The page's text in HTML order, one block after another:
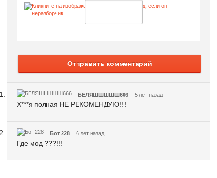
Отправить комментарий
БЕЛЯШШШШШ666 5 лет назад
Х***я полная НЕ РЕКОМЕНДУЮ!!!!
Бот 228 6 лет назад
Где мод ???!!!